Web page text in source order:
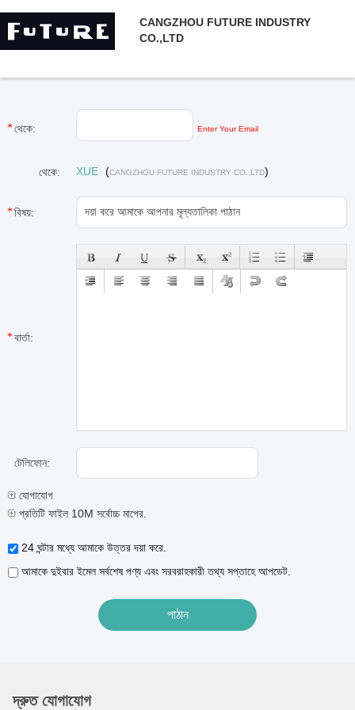
CANGZHOU FUTURE INDUSTRY
CO.,LTD
থেকে: Enter Your Email
থেকে: XUE (CANGZHOU FUTURE INDUSTRY CO.,LTD)
বিষয়:
বার্তা:
টেলিফোন:
যোগাযোগ
প্রতিটি ফাইল 10M সর্বোচ্চ মাপের.
24 ঘন্টার মধ্যে আমাকে উত্তর দয়া করে.
আমাকে দুইবার ইমেল সর্বশেষ পণ্য এবং সরবরাহকারী তথ্য সপ্তাহে আপডেট.
দ্রুত যোগাযোগ